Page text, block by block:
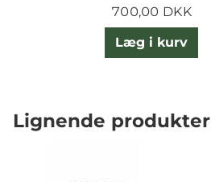
700,00 DKK
Læg i kurv
Lignende produkter